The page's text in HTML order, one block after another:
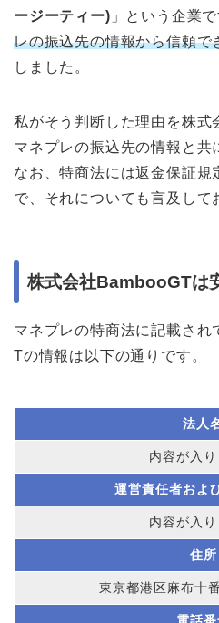
ージーティー) 」という企業で
レの振込先の情報から信頼で
しました。
私がそう判断した理由を株式
マネプレの振込先の情報と共
なお、特商法には返金保証規
で、それについても言及して
株式会社BambooGTは
マネプレの特商法に記載さ
Tの情報は以下の通りです。
法人
内容が入り
運営責任者およ
内容が入り
住所
東京都港区麻布十